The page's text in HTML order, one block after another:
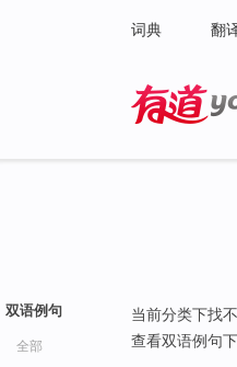
词典 翻
双语例句
全部
当前分类下找
查看双语例句